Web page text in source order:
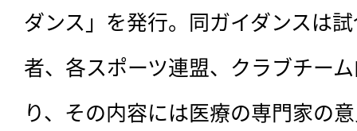
ダンス」を発行。同ガイダンスは
者、各スポーツ連盟、クラブチー
り、その内容には医療の専門家の